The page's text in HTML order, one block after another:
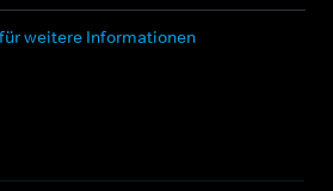
weitere Informationen